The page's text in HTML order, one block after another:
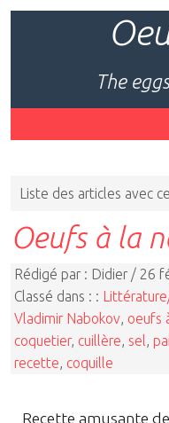
The
Liste des articles avec
Oeufs à la
Rédigé par : Didier / 26
Classé dans : :
Vladimir Nabokov oeufs
coquetier, cuillère sel
recette coquille
Recette amusante